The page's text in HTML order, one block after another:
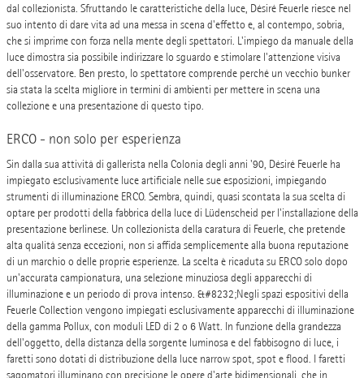
dal collezionista. Sfruttando le caratteristiche della luce, Désiré Feuerle riesce nel
suo intento di dare vita ad una messa in scena d'effetto e, al contempo, sobria,
che si imprime con forza nella mente degli spettatori. L'impiego da manuale della
luce dimostra sia possibile indirizzare lo sguardo e stimolare l'attenzione visiva
dell'osservatore. Ben presto, lo spettatore comprende perché un vecchio bunker
sia stata la scelta migliore in termini di ambienti per mettere in scena una
collezione e una presentazione di questo tipo.
ERCO - non solo per esperienza
Sin dalla sua attività di gallerista nella Colonia degli anni '90, Désiré Feuerle ha
impiegato esclusivamente luce artificiale nelle sue esposizioni, impiegando
strumenti di illuminazione ERCO. Sembra, quindi, quasi scontata la sua scelta di
optare per prodotti della fabbrica della luce di Lüdenscheid per l'installazione della
presentazione berlinese. Un collezionista della caratura di Feuerle, che pretende
alta qualità senza eccezioni, non si affida semplicemente alla buona reputazione
di un marchio o delle proprie esperienze. La scelta è ricaduta su ERCO solo dopo
un'accurata campionatura, una selezione minuziosa degli apparecchi di
illuminazione e un periodo di prova intenso. &#8232;Negli spazi espositivi della
Feuerle Collection vengono impiegati esclusivamente apparecchi di illuminazione
della gamma Pollux, con moduli LED di 2 o 6 Watt. In funzione della grandezza
dell'oggetto, della distanza della sorgente luminosa e del fabbisogno di luce, i
faretti sono dotati di distribuzione della luce narrow spot, spot e flood. I faretti
sagomatori illuminano con precisione le opere d'arte bidimensionali, che in